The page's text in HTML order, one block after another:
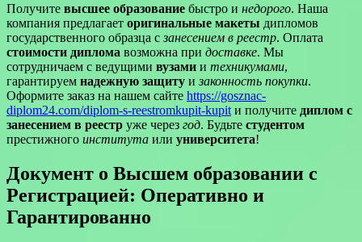
Получите высшее образование быстро и недорого. Наша
компания предлагает оригинальные макеты дипломов
государственного образца с занесением в реестр. Оплата
стоимости диплома возможна при доставке. Мы
сотрудничаем с ведущими вузами и техникумами,
гарантируем надежную защиту и законность покупки.
Оформите заказ на нашем сайте https://gosznac-
diplom24.com/diplom-s-reestromkupit-kupit и получите диплом с
занесением в реестр уже через год. Будьте студентом
престижного института или университета!
Документ о Высшем образовании с
Регистрацией: Оперативно и
Гарантированно